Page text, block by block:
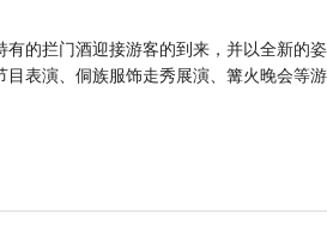
的拦门酒迎接游客的到来，并以全新的
表演、侗族服饰走秀展演、篝火晚会等